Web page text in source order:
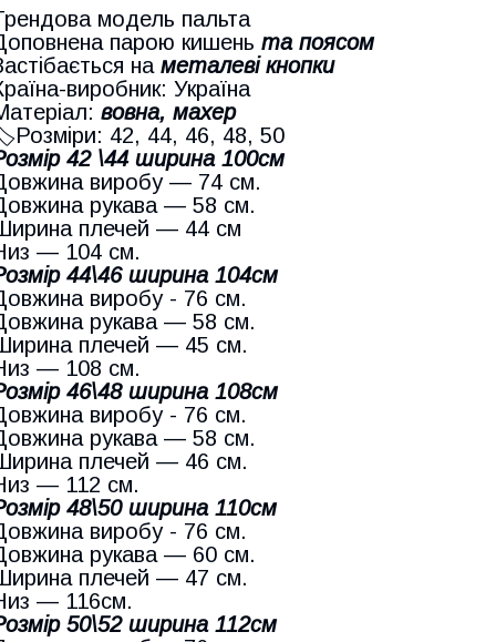
модель пальта
парою кишень та поясом
на металеві кнопки
виробник: Україна
вовна, махер
42, 44, 46, 48, 50
42 \44 ширина 100см
виробу — 74 см.
рукава — 58 см.
плечей — 44 см
— 104 см.
44\46 ширина 104см
виробу - 76 см.
рукава — 58 см.
плечей — 45 см.
— 108 см.
46\48 ширина 108см
виробу - 76 см.
рукава — 58 см.
плечей — 46 см.
— 112 см.
48\50 ширина 110см
виробу - 76 см.
рукава — 60 см.
плечей — 47 см.
— 116см.
50\52 ширина 112см